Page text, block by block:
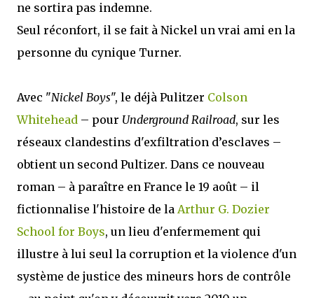
ne sortira pas indemne.
Seul réconfort, il se fait à Nickel un vrai ami en la
personne du cynique Turner.
Avec "Nickel Boys", le déjà Pulitzer Colson
Whitehead – pour Underground Railroad, sur les
réseaux clandestins d'exfiltration d’esclaves –
obtient un second Pultizer. Dans ce nouveau
roman – à paraître en France le 19 août – il
fictionnalise l'histoire de la Arthur G. Dozier
School for Boys, un lieu d'enfermement qui
illustre à lui seul la corruption et la violence d'un
système de justice des mineurs hors de contrôle